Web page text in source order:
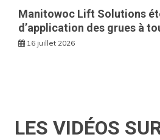
Manitowoc Lift Solutions
d’application des grues à
16 juillet 2026
LES VIDÉOS